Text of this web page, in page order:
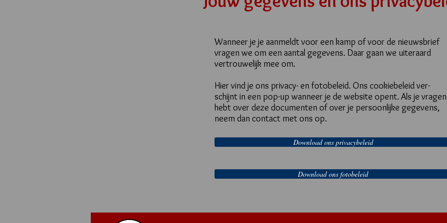
Wanneer je je aanmeldt voor een kamp of voor de nieuwsbrief
vragen we om een aantal gegevens. Daar gaan we uiteraard
vertrouwelijk mee om.
Hier vind je ons privacy- en fotobeleid. Ons cookiebeleid ver-
schijnt in een pop-up wanneer je de website opent. Als je vragen
hebt over deze documenten of over je persoonlijke gegevens,
neem dan contact met ons op.
Download ons privacybeleid
Download ons fotobeleid